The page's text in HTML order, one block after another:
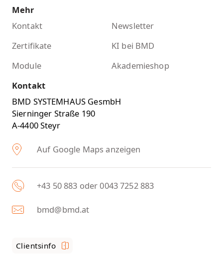
Mehr
Kontakt
Newsletter
Zertifikate
KI bei BMD
Module
Akademieshop
Kontakt
BMD SYSTEMHAUS GesmbH
Sierninger Straße 190
A-4400 Steyr
Auf Google Maps anzeigen
+43 50 883 oder 0043 7252 883
bmd@bmd.at
Clientsinfo